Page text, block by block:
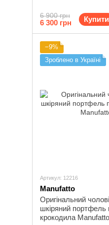
6 900 грн
6 300 грн Купити
−9%
Зроблено в Україні
Артикул: 12216
Manufatto
Оригінальний
шкіряний портфель
крокодила Manufatto